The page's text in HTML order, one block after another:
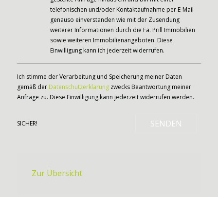
telefonischen und/oder Kontaktaufnahme per E-Mail
genauso einverstanden wie mit der Zusendung
weiterer Informationen durch die Fa. Prill Immobilien
sowie weiteren Immobilienangeboten. Diese
Einwilligung kann ich jederzeit widerrufen.
Ich stimme der Verarbeitung und Speicherung meiner Daten
gemäß der Datenschutzerklärung zwecks Beantwortung meiner
Anfrage zu. Diese Einwilligung kann jederzeit widerrufen werden.
SICHER! SENDEN
Zur Übersicht